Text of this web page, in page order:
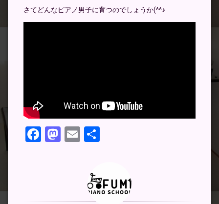
さてどんなピアノ男子に育つのでしょうか(^^♪
Facebook
Mastodon
Email